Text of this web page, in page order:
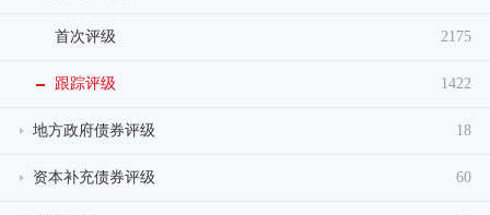
首次评级 2175
跟踪评级 1422
地方政府债券评级 18
资本补充债券评级 60